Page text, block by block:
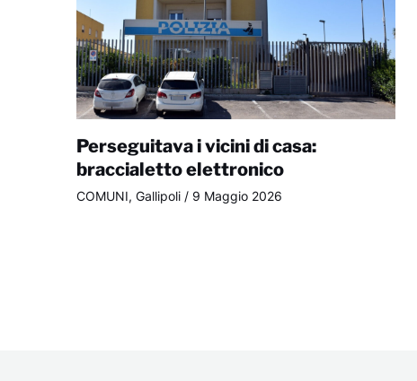
Perseguitava i vicini di casa:
braccialetto elettronico
COMUNI, Gallipoli/ 9 Maggio 2026